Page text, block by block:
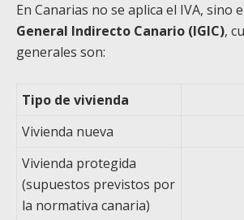
En Canarias no se aplica el IVA, sino
General Indirecto Canario (IGIC),
generales son:
Tipo de vivienda
Vivienda nueva
Vivienda protegida
(supuestos previstos por
la normativa canaria)